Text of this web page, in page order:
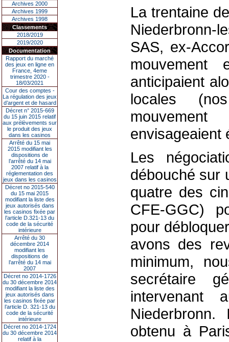
Archives 2000
Archives 1999
Archives 1998
Classements
2018/2019
2019/2020
Documentation
Rapport du marché
des jeux en ligne en
France, 4eme
trimestre 2020 -
18/03/2021
Cour des comptes -
La régulation des jeux
d’argent et de hasard
Décret n° 2015-669
du 15 juin 2015 relatif
aux prélèvements sur
le produit des jeux
dans les casinos
Arrêté du 15 mai
2015 modifiant les
dispositions de
l’arrêté du 14 mai
2007 relatif à la
réglementation des
jeux dans les casinos
Décret no 2015-540
du 15 mai 2015
modifiant la liste des
jeux autorisés dans
les casinos fixée par
l’article D.321-13 du
code de la sécurité
intérieure
Arrêté du 30
décembre 2014
modifiant les
dispositions de
l’arrêté du 14 mai
2007
Décret no 2014-1726
du 30 décembre 2014
modifiant la liste des
jeux autorisés dans
les casinos fixée par
l’article D. 321-13 du
code de la sécurité
intérieure
Décret no 2014-1724
du 30 décembre 2014
relatif à la
La trentaine
Niederbronn-
SAS, ex-
anticipaient
locales
envisageaient
Les
débouché sur
quatre des
CFE-GGC)
pour
avons des
minimum,
secrétaire
intervenant
obtenu à